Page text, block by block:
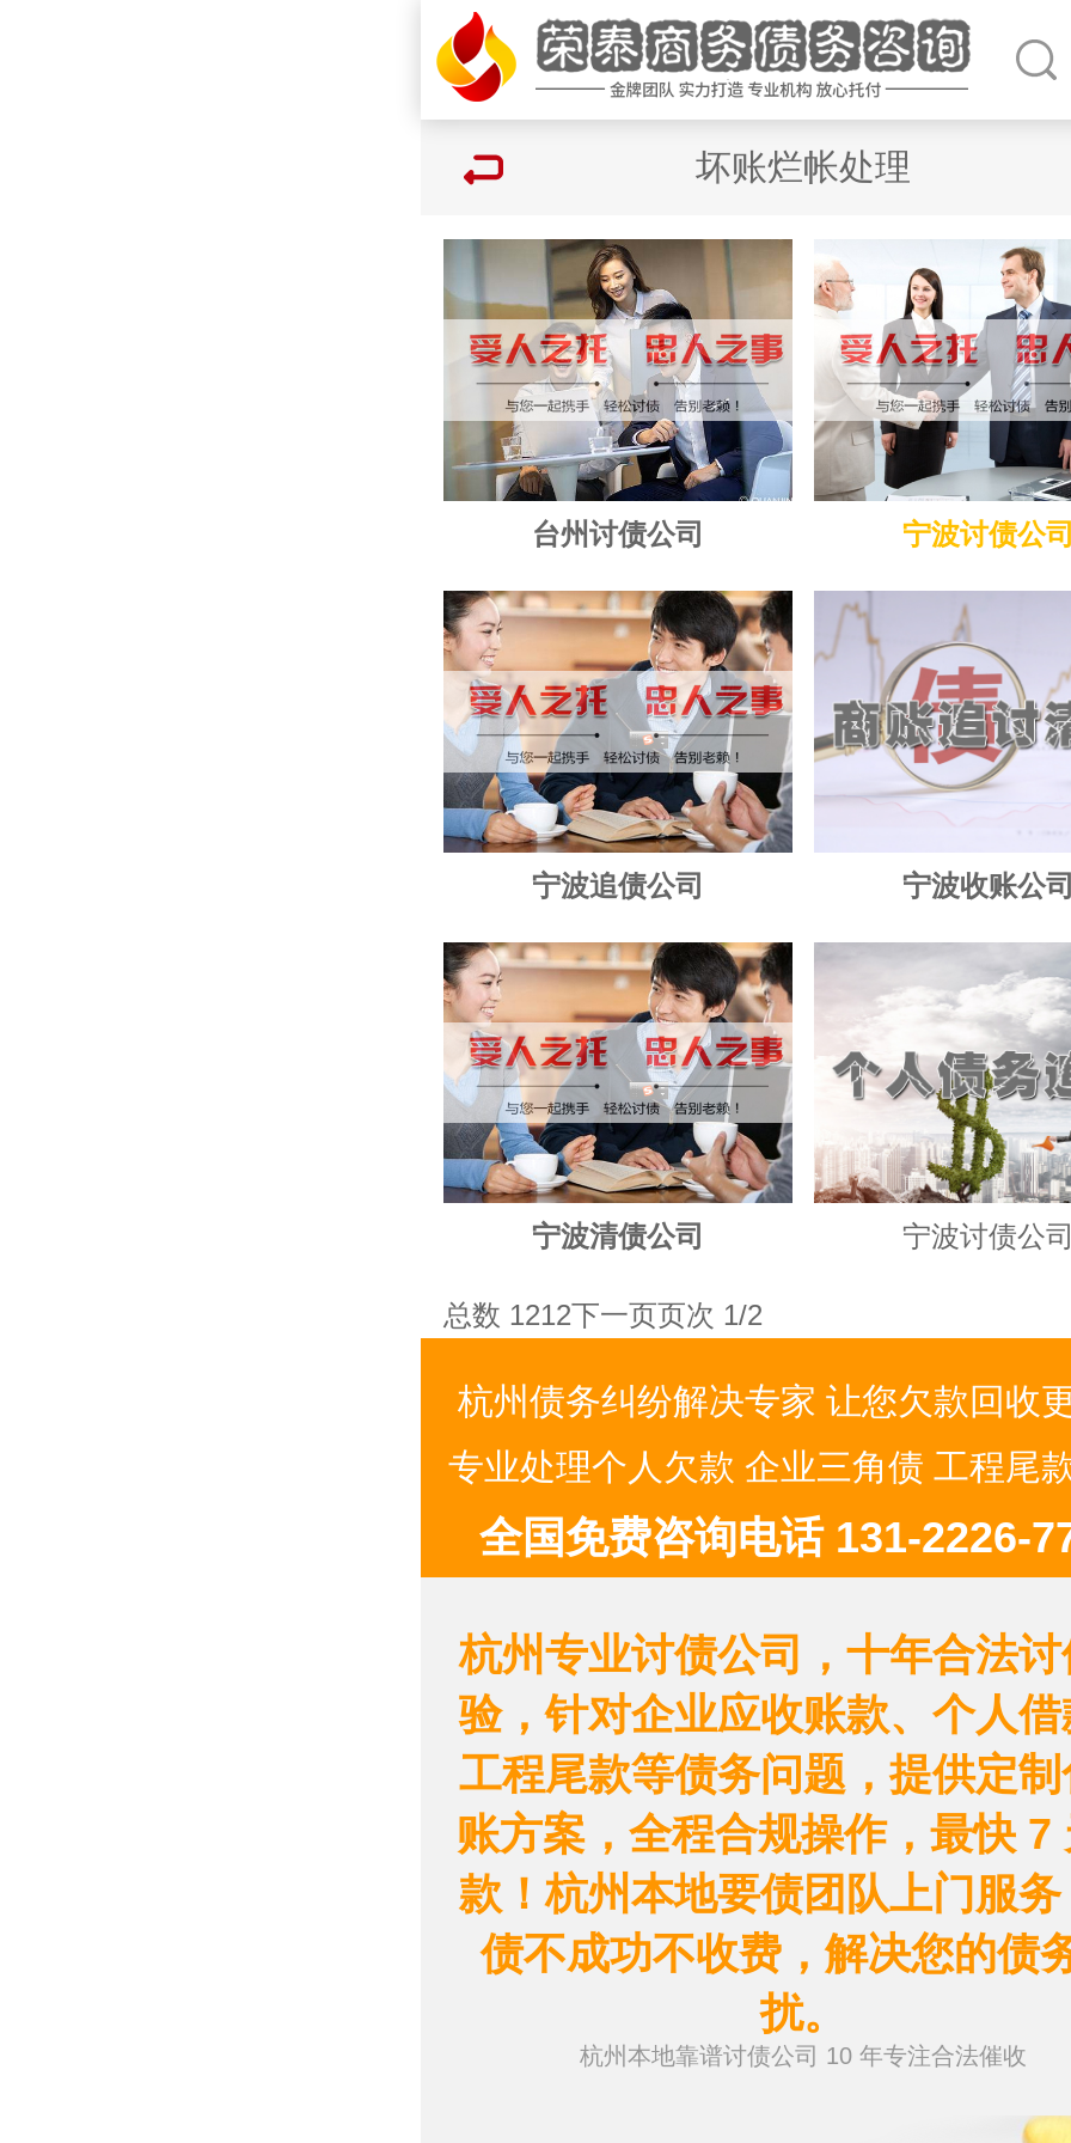
坏账烂帐处理
台州讨债公司 宁波讨债公
宁波追债公司 宁波收账公
宁波清债公司 宁波讨债公
总数 1212下一页页次 1/2
杭州债务纠纷解决专家 让您欠款回收
专业处理个人欠款 企业三角债 工程尾
全国免费咨询电话 131-2226-
杭州专业讨债公司，十年合法
验，针对企业应收账款、个人
工程尾款等债务问题，提供定
账方案，全程合规操作，最快 7
款！杭州本地要债团队上门服
债不成功不收费，解决您的债
扰。
杭州本地靠谱讨债公司 10 年专注合法催收